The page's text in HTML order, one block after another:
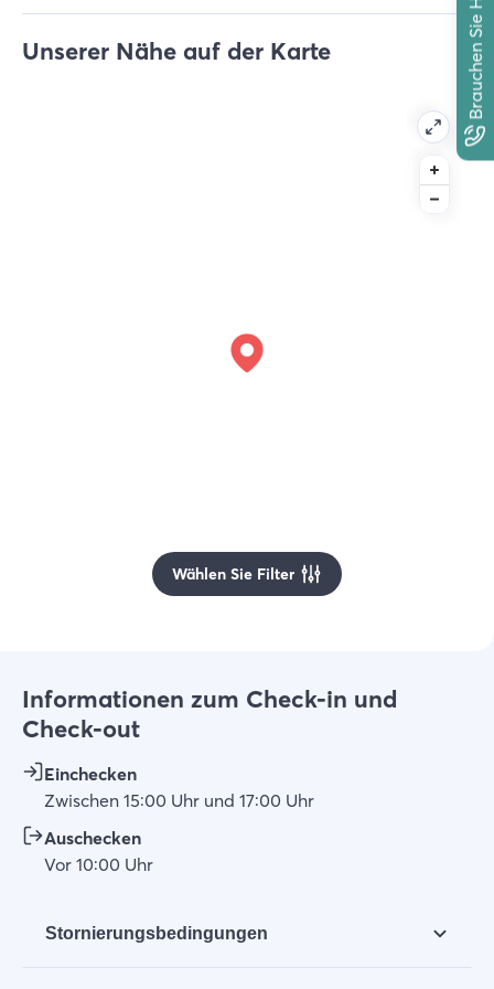
Brauchen Sie Hilfe?
Unserer Nähe auf der Karte
Wählen Sie Filter
Informationen zum Check-in und
Check-out
Einchecken
Zwischen 15:00 Uhr und 17:00 Uhr
Auschecken
Vor 10:00 Uhr
Stornierungsbedingungen